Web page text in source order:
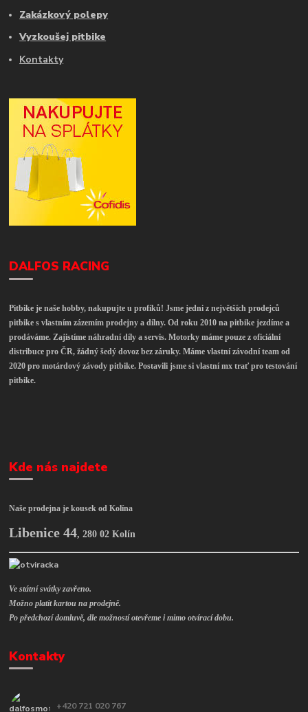
Zakázkový polepy
Vyzkoušej pitbike
Kontakty
DALFOS RACING
Pitbike je naše hobby, nakupujte u profíků! Jsme jedni z největších prodejců
pitbike s vlastním zázemím prodejny a dílny. Od roku 2010 na pitbike jezdíme a
prodáváme. Zajistíme náhradní díly a servis. Motorky máme pouze z oficiální
distribuce pro ČR, žádný šedý dovoz bez záruky. Máme vlastní závodní team od
2020 pro motárdový závody pitbike. Postavili jsme si vlastní mx trať pro testování
pitbike.
Kde nás najdete
Naše prodejna je kousek od Kolína
Libenice 44,280 02 Kolín
Ve státní svátky zavřeno.
Možno platit kartou na prodejně.
Po předchozí domluvě, dle možností otevřeme i mimo otvírací dobu.
Kontakty
+420 721 020 767